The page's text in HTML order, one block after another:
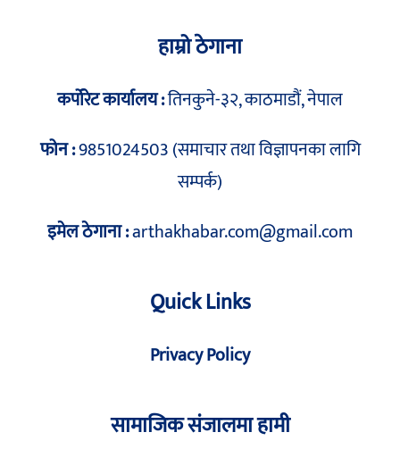
हाम्रो ठेगाना
कर्पोरेट कार्यालय :तिनकुने-३२, काठमाडौं, नेपाल
फोन :9851024503 (समाचार तथा विज्ञापनका लागि
सम्पर्क)
इमेल ठेगाना :arthakhabar.com@gmail.com
Quick Links
Privacy Policy
सामाजिक संजालमा हामी